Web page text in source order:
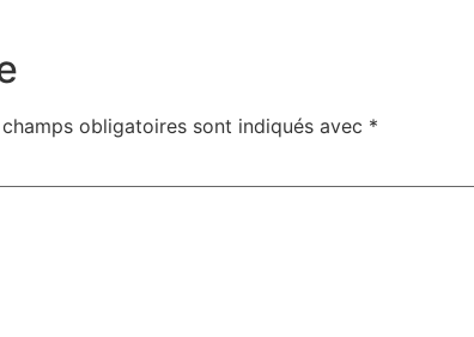
champs obligatoires sont indiqués avec *